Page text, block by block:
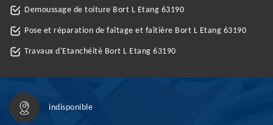
Demoussage de toiture Bort L Etang 63190
Pose et réparation de faîtage et faîtière Bort L Etang 63190
Travaux d'Etanchéité Bort L Etang 63190
indisponible